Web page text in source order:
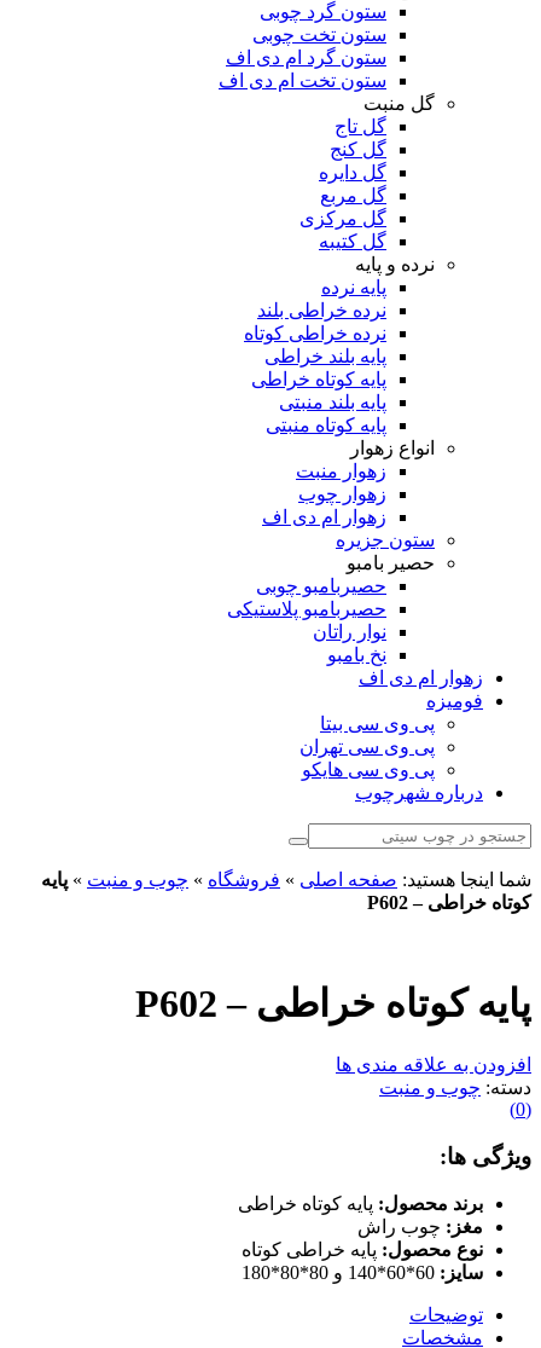
ستون گرد چوبی
ستون تخت چوبی
ستون گرد ام دی اف
ستون تخت ام دی اف
گل منبت
گل تاج
گل کنج
گل دایره
گل مربع
گل مرکزی
گل کتیبه
نرده و پایه
پایه نرده
نرده خراطی بلند
نرده خراطی کوتاه
پایه بلند خراطی
پایه کوتاه خراطی
پایه بلند منبتی
پایه کوتاه منبتی
انواع زهوار
زهوار منبت
زهوار چوب
زهوار ام دی اف
ستون جزیره
حصیر بامبو
حصیربامبو چوبی
حصیربامبو پلاستیکی
نوار راتان
نخ بامبو
زهوار ام دی اف
فومیزه
پی وی سی بیتا
پی وی سی تهران
پی وی سی هایکو
درباره شهرچوب
شما اینجا هستید: صفحه اصلی » فروشگاه » چوب و منبت » پایه
کوتاه خراطی – P602
پایه کوتاه خراطی – P602
افزودن به علاقه مندی ها
دسته: چوب و منبت
(
0
)
ویژگی ها:
برند محصول: پایه کوتاه خراطی
مغز: چوب راش
نوع محصول: پایه خراطی کوتاه
سایز: 60*60*140 و 80*80*180
توضیحات
مشخصات